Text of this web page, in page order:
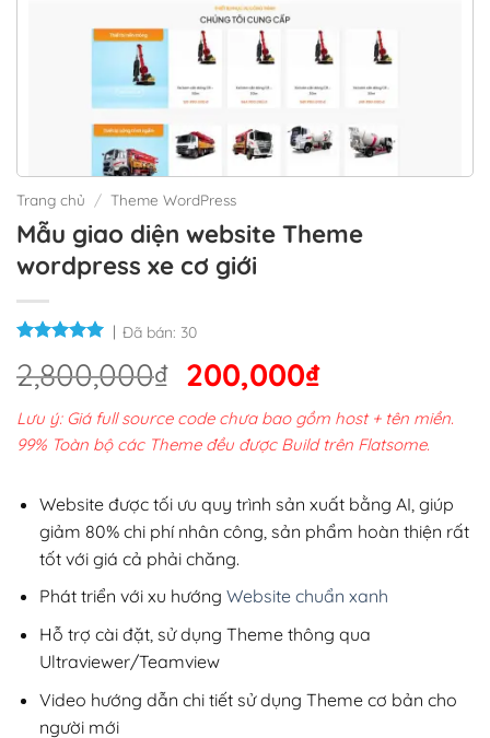
Trang chủ / Theme WordPress
Mẫu giao diện website Theme
wordpress xe cơ giới
Đã bán: 30
2,800,000₫ Giá
gốc
là:
2,800,000₫.
200,000₫Giá
hiện
tại
200,000₫.
Lưu ý: Giá full source code chưa bao gồm host + tên miền.
99% Toàn bộ các Theme đều được Build trên Flatsome.
Website được tối ưu quy trình sản xuất bằng AI, giúp
giảm 80% chi phí nhân công, sản phẩm hoàn thiện rất
tốt với giá cả phải chăng.
Phát triển với xu hướng Website chuẩn xanh
Hỗ trợ cài đặt, sử dụng Theme thông qua
Ultraviewer/Teamview
Video hướng dẫn chi tiết sử dụng Theme cơ bản cho
người mới